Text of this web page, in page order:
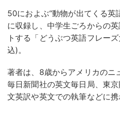
50におよぶ“動物が出てくる英
に収録し、中学生ごろからの
トする「どうぶつ英語フレー
込)。
著者は、8歳からアメリカのニ
毎日新聞社の英文毎日局、東
文英訳や英文での執筆などに携